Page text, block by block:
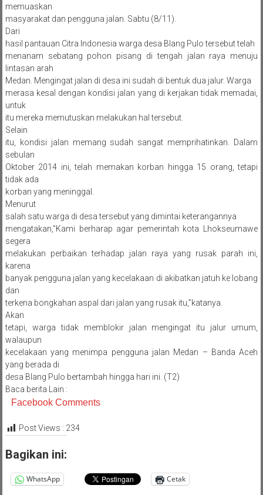
memuaskan
masyarakat dan pengguna jalan. Sabtu (8/11).
Dari
hasil pantauan Citra Indonesia warga desa Blang Pulo tersebut telah
menanam sebatang pohon pisang di tengah jalan raya menuju
lintasan arah
Medan. Mengingat jalan di desa ini sudah di bentuk dua jalur. Warga
merasa kesal dengan kondisi jalan yang di kerjakan tidak memadai,
untuk
itu mereka memutuskan melakukan hal tersebut.
Selain
itu, kondisi jalan memang sudah sangat memprihatinkan. Dalam
sebulan
Oktober 2014 ini, telah memakan korban hingga 15 orang, tetapi
tidak ada
korban yang meninggal.
Menurut
salah satu warga di desa tersebut yang dimintai keterangannya
mengatakan,”Kami berharap agar pemerintah kota Lhokseumawe
segera
melakukan perbaikan terhadap jalan raya yang rusak parah ini,
karena
banyak pengguna jalan yang kecelakaan di akibatkan jatuh ke lobang
dan
terkena bongkahan aspal dari jalan yang rusak itu,”katanya.
Akan
tetapi, warga tidak memblokir jalan mengingat itu jalur umum,
walaupun
kecelakaan yang menimpa pengguna jalan Medan – Banda Aceh
yang berada di
desa Blang Pulo bertambah hingga hari ini. (T2)
Baca berita Lain :
Facebook Comments
Post Views : 234
Bagikan ini:
WhatsApp Cetak